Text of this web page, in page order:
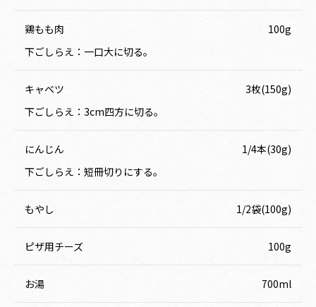
鶏もも肉
100g
下ごしらえ：一口大に切る。
キャベツ
3枚(150g)
下ごしらえ：3cm四方に切る。
にんじん
1/4本(30g)
下ごしらえ：短冊切りにする。
もやし 1/2袋(100g)
ピザ用チーズ 100g
お湯 700ml